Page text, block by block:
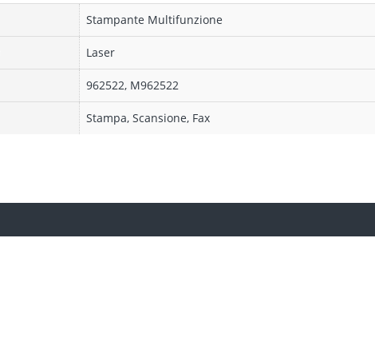
Stampante Multifunzione
Laser
962522, M962522
Stampa, Scansione, Fax